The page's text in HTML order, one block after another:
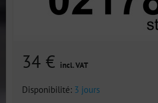
34 € incl. VAT
Disponibilité: 3 jours